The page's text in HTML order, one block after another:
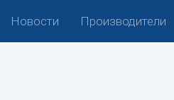
Новости Производители